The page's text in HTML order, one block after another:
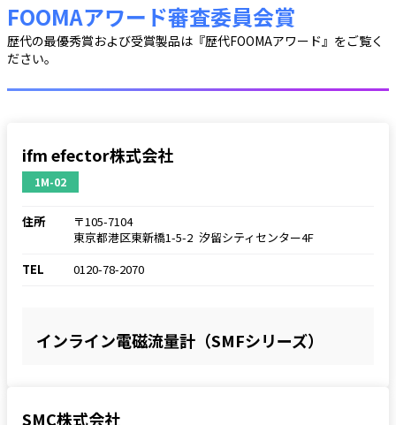
FOOMAアワード審査委員会賞
歴代の最優秀賞および受賞製品は『歴代FOOMAアワード』をご覧く
ださい。
ifm efector株式会社
1M-02
住所
〒105-7104
東京都港区東新橋1-5-2 汐留シティセンター4F
TEL
0120-78-2070
インライン電磁流量計（SMFシリーズ）
SMC株式会社